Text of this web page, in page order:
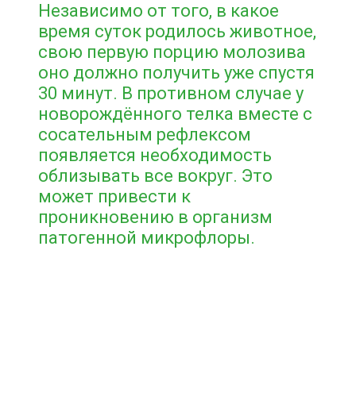
Независимо от того, в какое
время суток родилось животное,
свою первую порцию молозива
оно должно получить уже спустя
30 минут. В противном случае у
новорождённого телка вместе с
сосательным рефлексом
появляется необходимость
облизывать все вокруг. Это
может привести к
проникновению в организм
патогенной микрофлоры.